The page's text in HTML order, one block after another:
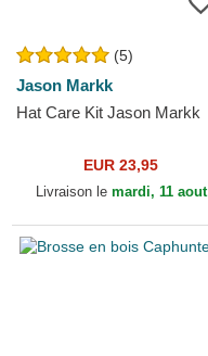
(5)
Jason Markk
Hat Care Kit Jason Markk
EUR 23,95
Livraison le mardi, 11 aout